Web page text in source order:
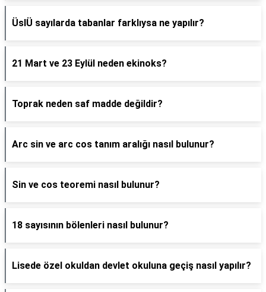
ÜslÜ sayılarda tabanlar farklıysa ne yapılır?
21 Mart ve 23 Eylül neden ekinoks?
Toprak neden saf madde değildir?
Arc sin ve arc cos tanım aralığı nasıl bulunur?
Sin ve cos teoremi nasıl bulunur?
18 sayısının bölenleri nasıl bulunur?
Lisede özel okuldan devlet okuluna geçiş nasıl yapılır?